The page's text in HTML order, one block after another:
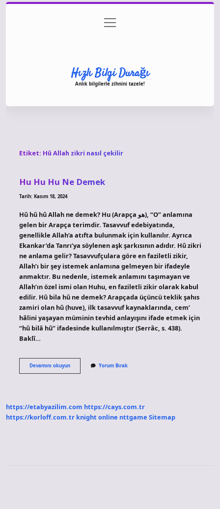
Gizlilik Politikası
menüyü
aç
Hızlı Bilgi Durağı
Anlık bilgilerle zihnini tazele!
Etiket: Hû Allah zikri nasıl çekilir
Hu Hu Hu Ne Demek
Tarih: Kasım 18, 2024
Hû hû hû Allah ne demek? Hu (Arapça هو), “O” anlamına
gelen bir Arapça terimdir. Tasavvuf edebiyatında,
genellikle Allah’a atıfta bulunmak için kullanılır. Ayrıca
Ekankar’da Tanrı’ya söylenen aşk şarkısının adıdır. Hû zikri
ne anlama gelir? Tasavvufçulara göre en faziletli zikir,
Allah’ı bir şey istemek anlamına gelmeyen bir ifadeyle
anmaktır. Bu nedenle, istemek anlamını taşımayan ve
Allah’ın özel ismi olan Huhu, en faziletli zikir olarak kabul
edilir. Hû bila hû ne demek? Arapçada üçüncü teklik şahıs
zamiri olan hû (huve), ilk tasavvuf kaynaklarında, cem’
hâlini yaşayan müminin tevhid anlayışını ifade etmek için
“hû bilâ hû” ifadesinde kullanılmıştır (Serrâc, s. 438).
Baklî…
Devamını okuyunHu
Hu
Yorum Bırak
https://etabyazilim.com https://cays.com.tr
https://korloff.com.tr knight online nttgame Sitemap